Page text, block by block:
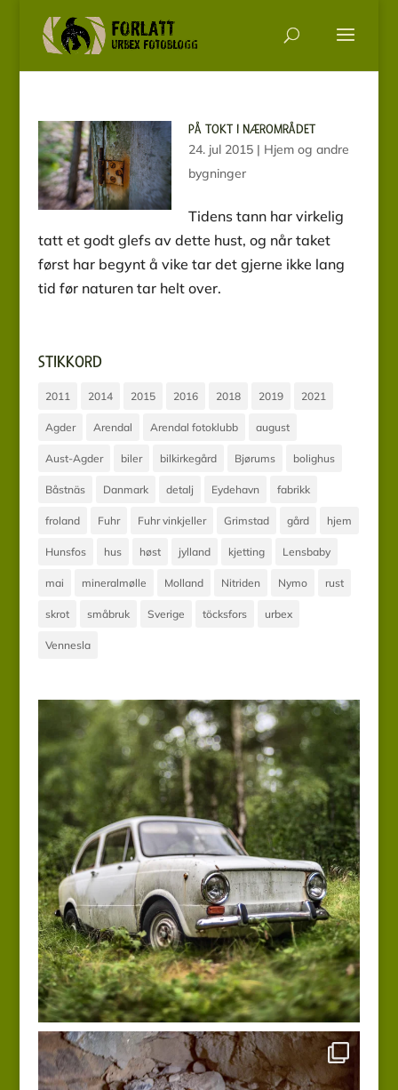
PÅ TOKT I NÆROMRÅDET
24. jul 2015| Hjem og andre
bygninger
Tidens tann har virkelig
tatt et godt glefs av dette hust, og når taket
først har begynt å vike tar det gjerne ikke lang
tid før naturen tar helt over.
STIKKORD
2011 2014 2015 2016 2018 2019 2021
Agder Arendal Arendal fotoklubb august
Aust-Agder biler bilkirkegård Bjørums bolighus
Båstnäs Danmark detalj Eydehavn fabrikk
froland Fuhr Fuhr vinkjeller Grimstad gård hjem
Hunsfos hus høst jylland kjetting Lensbaby
mai mineralmølle Molland Nitriden Nymo rust
skrot småbruk Sverige töcksfors urbex
Vennesla